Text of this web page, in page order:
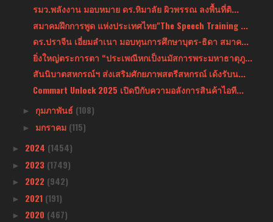
รมว.พลังงาน มอบหมาย ดร.หิมาลัย ผิวพรรณ ลงพื้นที่ติ...
สมาคมฝึกการพูด แห่งประเทศไทย"The Speech Training ...
ดร.ปราจีน เอี่ยมลำเนา มอบทุนการศึกษาบุตร-ธิดา สมาค...
ยิ่งใหญ่ตระการตา “ประเพณีหกเป็งนมัสการพระมหาธาตุภู...
สันนิบาตสหกรณ์ฯ ส่งเสริมศักยภาพสตรีสหกรณ์ เด้งรับน...
Commart Unlock 2025 เปิดปีกับความอลังการสินค้าไอที...
► กุมภาพันธ์ (108)
► มกราคม (115)
► 2024 (1454)
► 2023 (1749)
► 2022 (942)
► 2021 (191)
► 2020 (467)